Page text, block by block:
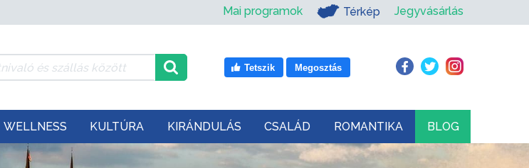
Mai programok Térkép Jegyvásárlás
Tetszik Megosztás
WELLNESS KULTÚRA KIRÁNDULÁS CSALÁD ROMANTIKA BLOG